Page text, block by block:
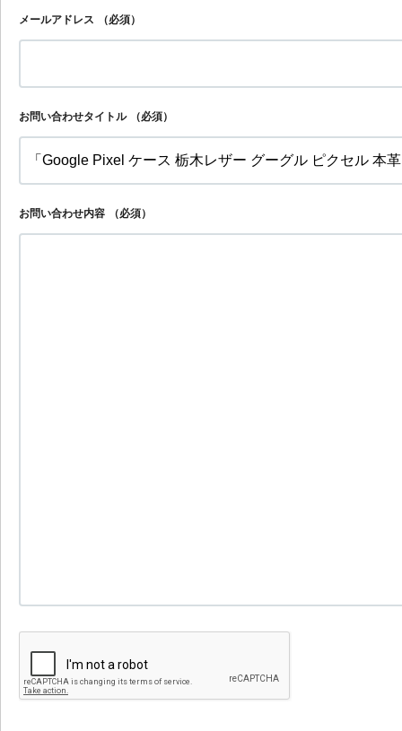
メールアドレス （必須）
お問い合わせタイトル （必須）
お問い合わせ内容 （必須）